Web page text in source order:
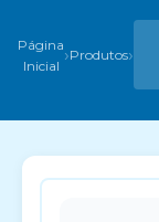
Página
Inicial ›Produtos›